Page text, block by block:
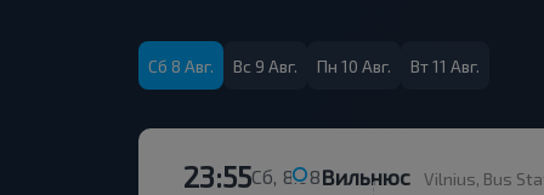
Сб 8 Авг. Вс 9 Авг. Пн 10 Авг. Вт 11 Авг.
Сб, 8.08
23:55 Вильнюс Vilnius, Bus